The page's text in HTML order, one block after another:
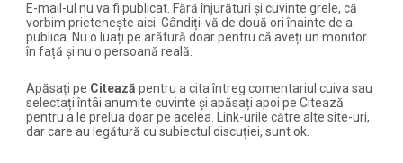
E-mail-ul nu va fi publicat. Fără înjurături și cuvinte grele, că
vorbim prietenește aici. Gândiți-vă de două ori înainte de a
publica. Nu o luați pe arătură doar pentru că aveți un monitor
în față și nu o persoană reală.
Apăsați pe Citează pentru a cita întreg comentariul cuiva sau
selectați întâi anumite cuvinte și apăsați apoi pe Citează
pentru a le prelua doar pe acelea. Link-urile către alte site-uri,
dar care au legătură cu subiectul discuției, sunt ok.